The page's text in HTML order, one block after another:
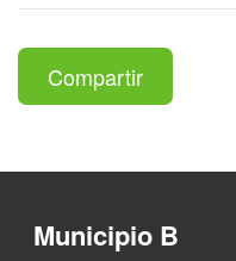
Compartir
Municipio B